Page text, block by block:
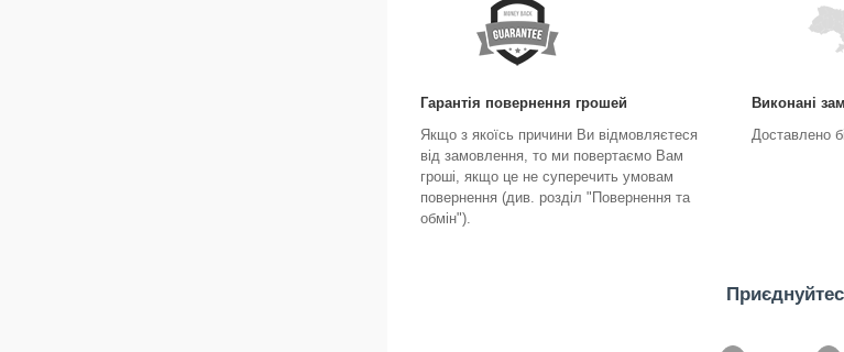
Гарантія повернення грошей
Якщо з якоїсь причини Ви відмовляєтеся
від замовлення, то ми повертаємо Вам
гроші, якщо це не суперечить умовам
повернення (див. розділ "Повернення та
обмін").
Виконані
Доставлено